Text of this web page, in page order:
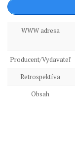
WWW adresa
Producent/Vydavateľ
Retrospektíva
Obsah